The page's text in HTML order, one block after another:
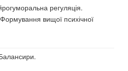
регуляція.
вищої психічної